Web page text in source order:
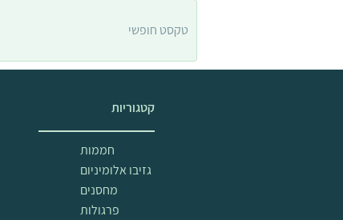
קטגוריות
חממות
גזיבו אלומיניום
מחסנים
פרגולות